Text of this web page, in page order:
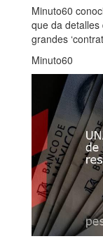
Minuto60
que da
grandes
Minuto60